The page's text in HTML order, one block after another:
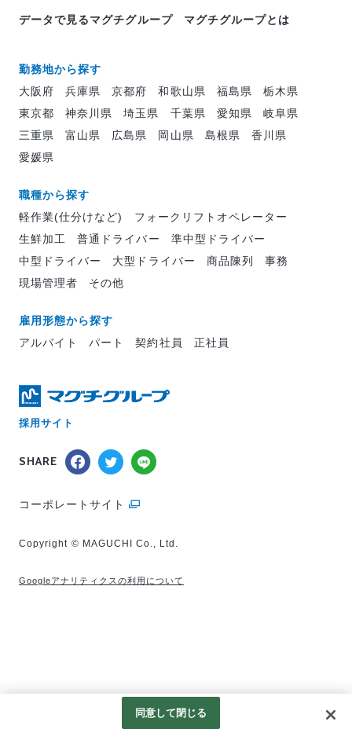
データで見るマグチグループ マグチグループとは
勤務地から探す
大阪府
兵庫県 京都府 和歌山県 福島県
栃木県
東京都
神奈川県 埼玉県 千葉県 愛知県
岐阜県
三重県
富山県 広島県 岡山県 島根県
香川県
愛媛県
職種から探す
軽作業(仕分けなど)
フォークリフトオペレーター
生鮮加工
普通ドライバー
準中型ドライバー
中型ドライバー
大型ドライバー 商品陳列
事務
現場管理者
その他
雇用形態から探す
アルバイト
パート 契約社員 正社員
採用サイト
SHARE
コーポレートサイト
Copyright © MAGUCHI Co., Ltd.
Googleアナリティクスの利用について
同意して閉じる